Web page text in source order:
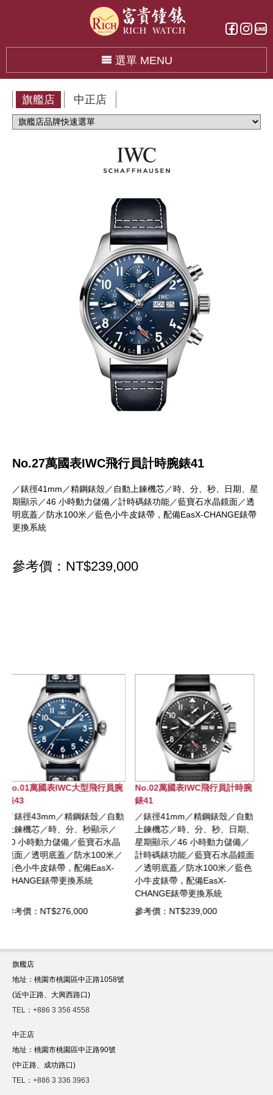
選單 MENU
旗艦店 中正店
No.27萬國表IWC飛行員計時腕錶41
／錶徑41mm／精鋼錶殼／自動上鍊機芯／時、分、秒、日期、星
期顯示／46 小時動力儲備／計時碼錶功能／藍寶石水晶鏡面／透
明底蓋／防水100米／藍色小牛皮錶帶，配備EasX-CHANGE錶帶
更換系統
參考價：NT$239,000
No.02萬國表IWC飛行員計時腕
錶41
／錶徑41mm／精鋼錶殼／自動
上鍊機芯／時、分、秒、日期、
星期顯示／46 小時動力儲備／
計時碼錶功能／藍寶石水晶鏡面
／透明底蓋／防水100米／藍色
小牛皮錶帶，配備EasX-
參考價：NT$239,000
No.03萬國表IWC飛行員計時腕
錶41
／錶徑41mm／陶瓷錶殼／自動
上鍊機芯／時、分、秒、日期、
星期顯示／計時碼錶功能／動力
儲存46小時／藍寶石水晶鏡面
／透明藍寶石玻璃底蓋／防水
100米／精鋼錶帶摺疊式錶扣
參考價：NT$269,000
旗艦店
地址：桃園市桃園區中正路1058號
(近中正路、大興西路口)
TEL：+886 3 356 4558
中正店
地址：桃園市桃園區中正路90號
(中正路、成功路口)
TEL：+886 3 336 3963